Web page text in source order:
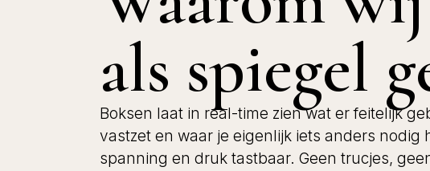
als spiegel
Boksen laat in real-time zien wat er feitelijk
vastzet en waar je eigenlijk iets anders nodig
spanning en druk tastbaar. Geen trucjes,